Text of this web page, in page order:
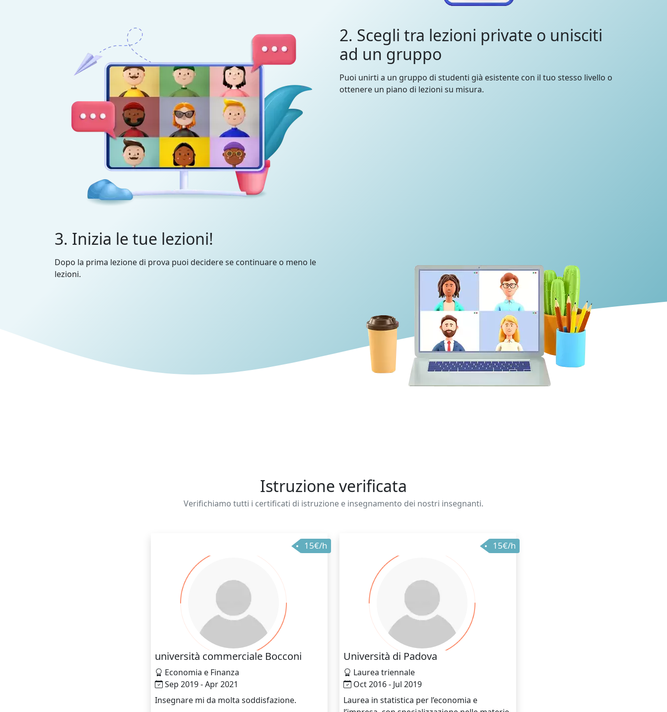
2. Scegli tra lezioni private o unisciti
ad un gruppo
Puoi unirti a un gruppo di studenti già esistente con il tuo stesso livello o
ottenere un piano di lezioni su misura.
3. Inizia le tue lezioni!
Dopo la prima lezione di prova puoi decidere se continuare o meno le
lezioni.
Istruzione verificata
Verifichiamo tutti i certificati di istruzione e insegnamento dei nostri insegnanti.
15€/h
università commerciale Bocconi
Economia e Finanza
Sep 2019 - Apr 2021
Insegnare mi da molta soddisfazione.
15€/h
Università di Padova
Laurea triennale
Oct 2016 - Jul 2019
Laurea in statistica per l’economia e